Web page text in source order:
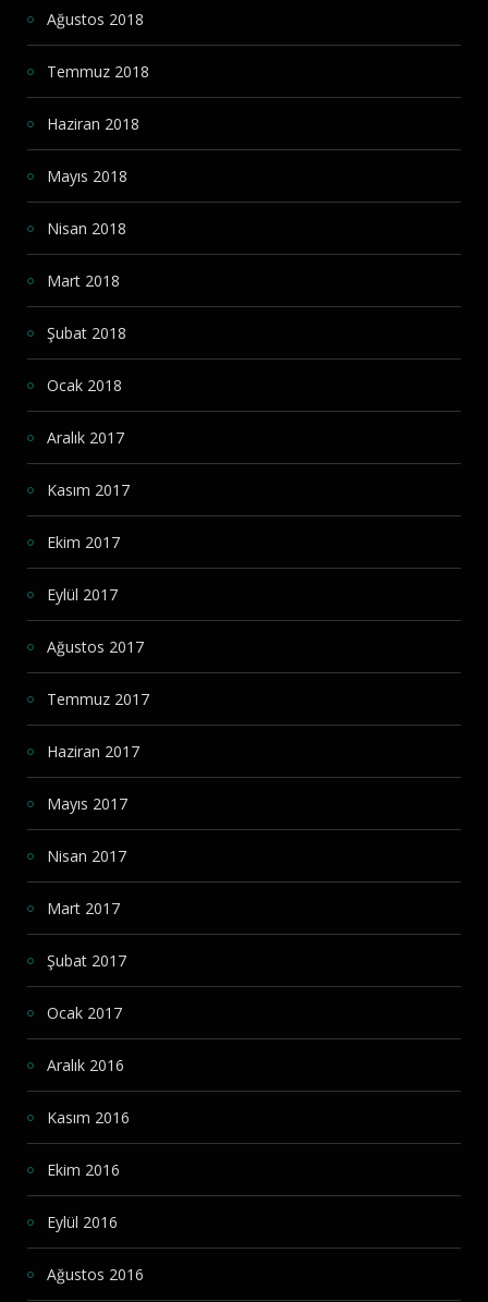
Ağustos 2018
Temmuz 2018
Haziran 2018
Mayıs 2018
Nisan 2018
Mart 2018
Şubat 2018
Ocak 2018
Aralık 2017
Kasım 2017
Ekim 2017
Eylül 2017
Ağustos 2017
Temmuz 2017
Haziran 2017
Mayıs 2017
Nisan 2017
Mart 2017
Şubat 2017
Ocak 2017
Aralık 2016
Kasım 2016
Ekim 2016
Eylül 2016
Ağustos 2016